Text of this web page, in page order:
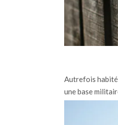
Autrefois
une base